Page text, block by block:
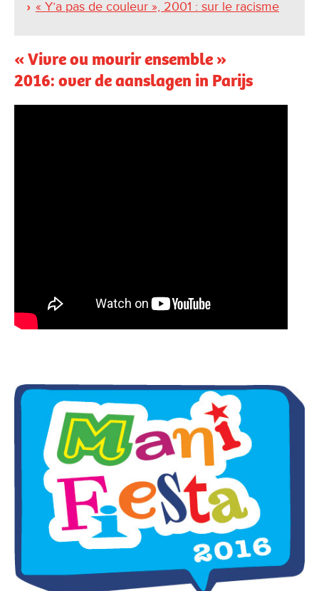
« Y’a pas de couleur », 2001 : sur le racisme
« Vivre ou mourir ensemble »
2016: over de aanslagen in Parijs